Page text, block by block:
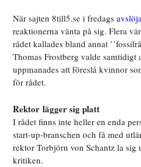
När sajten 8till5.se i fredags
reaktionerna vänta på sig. Flera
rådet kallades bland annat
Thomas Frostberg valde samtidigt
uppmanades att föreslå kvinnor
för rådet.
Rektor lägger sig platt
I rådet finns inte heller en enda
start-up-branschen och få med
rektor Torbjörn von Schantz la sig
kritiken.